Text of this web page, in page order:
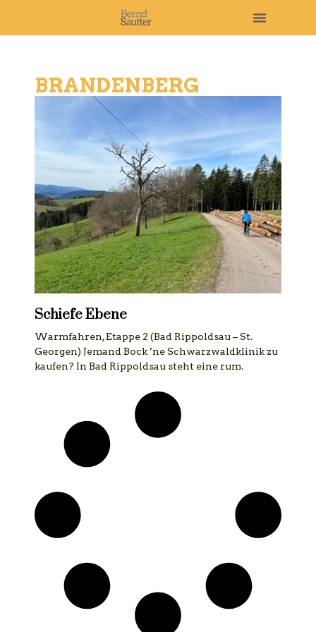
BRANDENBERG
Schiefe Ebene
Warmfahren, Etappe 2 (Bad Rippoldsau – St.
Georgen) Jemand Bock ’ne Schwarzwaldklinik zu
kaufen? In Bad Rippoldsau steht eine rum.